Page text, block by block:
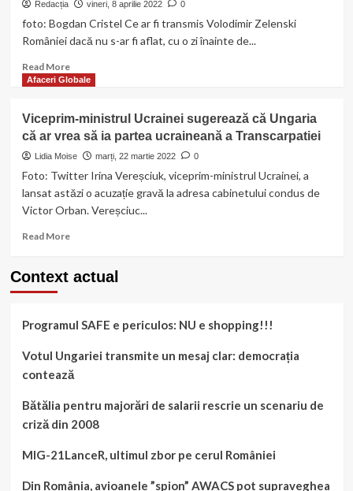
crede
că
Putin
va
îndrăzni
articolul
5
al
NATO
naiv
Redacția vineri, 8 aprilie 2022 0
foto: Bogdan Cristel Ce ar fi transmis Volodimir Zelenski
României dacă nu s-ar fi aflat, cu o zi înainte de...
Read MoreRead
more
de
la
Odesa
pas
până
Afaceri Globale
Viceprim-ministrul Ucrainei sugerează că Ungaria
că ar vrea să ia partea ucraineană a Transcarpatiei
Lidia Moise marți, 22 martie 2022 0
Foto: Twitter Irina Vereșciuk, viceprim-ministrul Ucrainei, a
lansat astăzi o acuzație gravă la adresa cabinetului condus de
Victor Orban. Vereșciuc...
Read MoreRead
Viceprim-
sugerează
Ungaria
că
vrea
să
ia
ucraineană
Transcarpatiei
Context actual
Programul SAFE e periculos: NU e shopping!!!
Votul Ungariei transmite un mesaj clar: democrația
contează
Bătălia pentru majorări de salarii rescrie un scenariu de
criză din 2008
MIG-21LanceR, ultimul zbor pe cerul României
Din România, avioanele ”spion” AWACS pot supraveghea